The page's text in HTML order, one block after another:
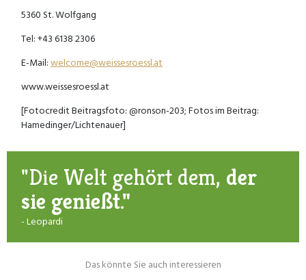
5360 St. Wolfgang
Tel: +43 6138 2306
E-Mail:welcome@weissesroessl.at
www.weissesroessl.at
[Fotocredit Beitragsfoto: @ronson-203; Fotos im Beitrag:
Hamedinger/Lichtenauer]
"Die Welt gehört dem, der
sie genießt."
- Leopardi
Das könnte Sie auch interessieren